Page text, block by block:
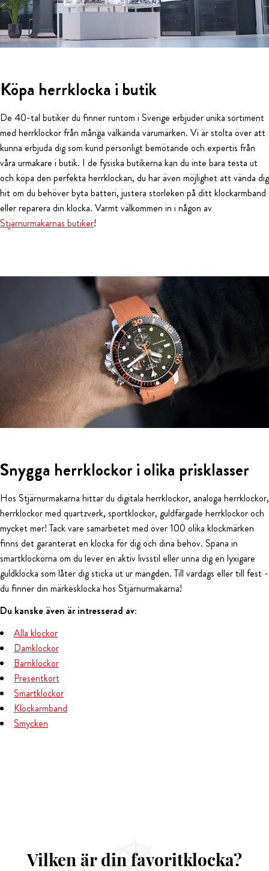
Köpa herrklocka i butik
De 40-tal butiker du finner runtom i Sverige erbjuder unika sortiment
med herrklockor från många välkända varumärken. Vi är stolta över att
kunna erbjuda dig som kund personligt bemötande och expertis från
våra urmakare i butik. I de fysiska butikerna kan du inte bara testa ut
och köpa den perfekta herrklockan, du har även möjlighet att vända dig
hit om du behöver byta batteri, justera storleken på ditt klockarmband
eller reparera din klocka. Varmt välkommen in i någon av
Stjärnurmakarnas butiker!
Snygga herrklockor i olika prisklasser
Hos Stjärnurmakarna hittar du digitala herrklockor, analoga herrklockor,
herrklockor med quartzverk, sportklockor, guldfärgade herrklockor och
mycket mer! Tack vare samarbetet med över 100 olika klockmärken
finns det garanterat en klocka för dig och dina behov. Spana in
smartklockorna om du lever en aktiv livsstil eller unna dig en lyxigare
guldklocka som låter dig sticka ut ur mängden. Till vardags eller till fest -
du finner din märkesklocka hos Stjärnurmakarna!
Du kanske även är intresserad av:
Alla klockor
Damklockor
Barnklockor
Presentkort
Smartklockor
Klockarmband
Smycken
Vilken är din favoritklocka?